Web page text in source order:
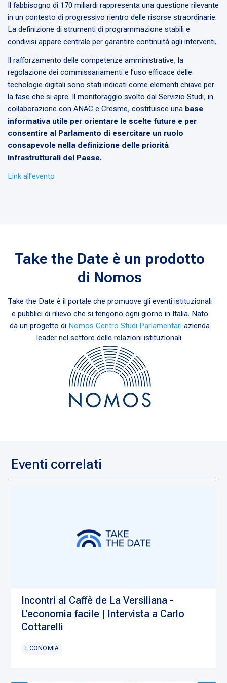
Il fabbisogno di 170 miliardi rappresenta una questione rilevante
in un contesto di progressivo rientro delle risorse straordinarie.
La definizione di strumenti di programmazione stabili e
condivisi appare centrale per garantire continuità agli interventi.
Il rafforzamento delle competenze amministrative, la
regolazione dei commissariamenti e l’uso efficace delle
tecnologie digitali sono stati indicati come elementi chiave per
la fase che si apre. Il monitoraggio svolto dal Servizio Studi, in
collaborazione con ANAC e Cresme, costituisce una base
informativa utile per orientare le scelte future e per
consentire al Parlamento di esercitare un ruolo
consapevole nella definizione delle priorità
infrastrutturali del Paese.
Link all'evento
Take the Date è un prodotto
di Nomos
Take the Date è il portale che promuove gli eventi istituzionali
e pubblici di rilievo che si tengono ogni giorno in Italia. Nato
da un progetto di Nomos Centro Studi Parlamentari azienda
leader nel settore delle relazioni istituzionali.
Eventi correlati
Incontri al Caffè de La Versiliana -
L’economia facile | Intervista a Carlo
Cottarelli
ECONOMIA